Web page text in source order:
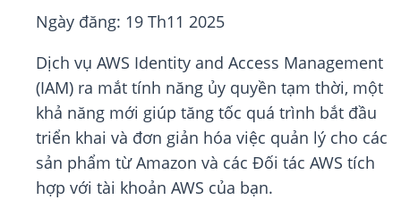
Ngày đăng: 19 Th11 2025
Dịch vụ AWS Identity and Access Management
(IAM) ra mắt tính năng ủy quyền tạm thời, một
khả năng mới giúp tăng tốc quá trình bắt đầu
triển khai và đơn giản hóa việc quản lý cho các
sản phẩm từ Amazon và các Đối tác AWS tích
hợp với tài khoản AWS của bạn.